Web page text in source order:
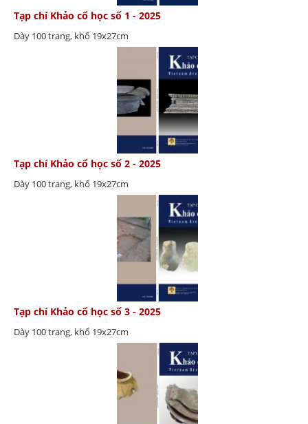
Tạp chí Khảo cổ học số 1 - 2025
Dày 100 trang, khổ 19x27cm
Tạp chí Khảo cổ học số 2 - 2025
Dày 100 trang, khổ 19x27cm
Tạp chí Khảo cổ học số 3 - 2025
Dày 100 trang, khổ 19x27cm